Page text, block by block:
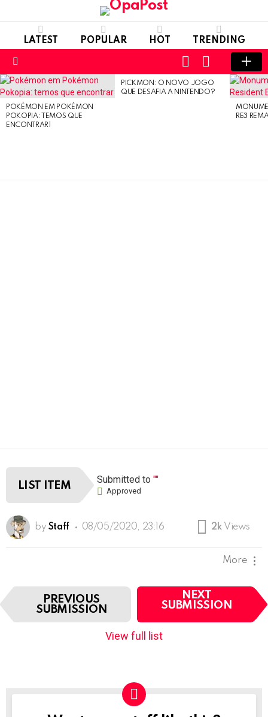
LATEST POPULAR HOT TRENDING
SWITCH
SKIN
LOGIN
LATEST
STORIES
POKÉMON EM POKÉMON
POKOPIA: TEMOS QUE
ENCONTRAR!
PICKMON: O NOVO JOGO
QUE DESAFIA A NINTENDO?
RE3
LIST ITEM Submitted to""
Approved
by Staff 08/05/2020, 23:16 2k Views
More
I
e
PREVIOUS
SUBMISSION
NEXT
SUBMISSION
View full list